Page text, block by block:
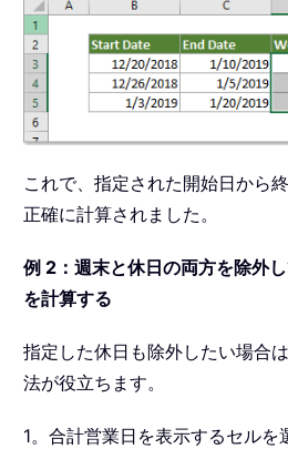
これで、指定された開始日から
正確に計算されました。
例 2：週末と休日の両方を除外
を計算する
指定した休日も除外したい場合
法が役立ちます。
1。合計営業日を表示するセルを